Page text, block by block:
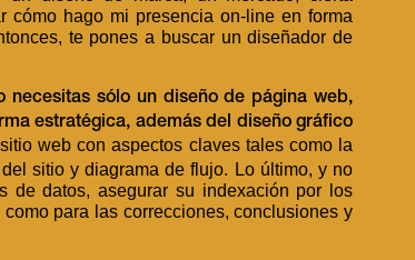
cómo hago mi presencia on-line en forma
te pones a buscar un diseñador de
necesitas sólo un diseño de página web,
estratégica, además del diseño gráfico
web con aspectos claves tales como la
sitio y diagrama de flujo. Lo último, y no
de datos, asegurar su indexación por los
para las correcciones, conclusiones y